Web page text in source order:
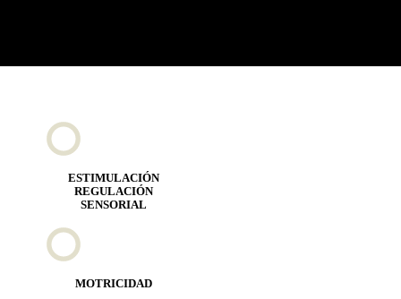
ESTIMULACIÓN
REGULACIÓN
SENSORIAL
MOTRICIDAD